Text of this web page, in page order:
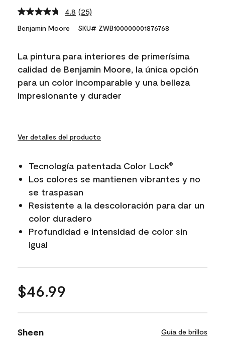
4.8 Read
25
Reviews.
link.
(25)
Benjamin Moore SKU# ZWB100000001876768
La pintura para interiores de primerísima
calidad de Benjamin Moore, la única opción
para un color incomparable y una belleza
impresionante y durader
Ver detalles del producto
Tecnología patentada Color Lock®
Los colores se mantienen vibrantes y no
se traspasan
Resistente a la descoloración para dar un
color duradero
Profundidad e intensidad de color sin
igual
$46.99
Sheen Guía de brillos